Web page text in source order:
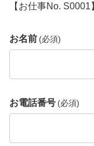
【お仕事No. S0001
お名前 (必須)
お電話番号 (必須)